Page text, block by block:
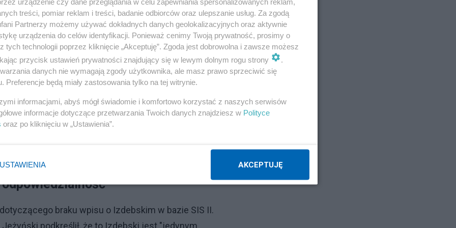
tam na wniosek ABW. Wpis ten miał jednak
Reklama
żył”), ale zanim umieszczono międzynarodowy list
Tym samym, do 27 czerwca w bazie osób
o Andrzeju Izdebskim.
"luki" – 20 czerwca.
Prokuratura bada materiały ze śledztwa
braku wpisu o Izdebskim w bazie SIS II.
podkreślił, że to Izdebski jest "jedynym
treści, pomiar reklam i treści, badanie odbiorców oraz ulepszanie usług. Za zgodą
Partnerzy możemy używać dokładnych danych geolokalizacyjnych oraz aktywnie
urządzenia do celów identyfikacji. Ponieważ cenimy Twoją prywatność, prosimy o
tych technologii poprzez kliknięcie „Akceptuję”. Zgoda jest dobrowolna i zawsze możesz
przycisk ustawień prywatności znajdujący się w lewym dolnym rogu strony
.
danych nie wymagają zgody użytkownika, ale masz prawo sprzeciwić się
Preferencje będą miały zastosowania tylko na tej witrynie.
informacjami, abyś mógł świadomie i komfortowo korzystać z naszych serwisów
informacje dotyczące przetwarzania Twoich danych znajdziesz w Polityce
oraz po kliknięciu w „Ustawienia”.
USTAWIENIA AKCEPTUJĘ